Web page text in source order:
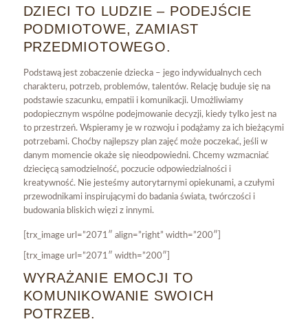
DZIECI TO LUDZIE – PODEJŚCIE
PODMIOTOWE, ZAMIAST
PRZEDMIOTOWEGO.
Podstawą jest zobaczenie dziecka – jego indywidualnych cech
charakteru, potrzeb, problemów, talentów. Relację buduje się na
podstawie szacunku, empatii i komunikacji. Umożliwiamy
podopiecznym wspólne podejmowanie decyzji, kiedy tylko jest na
to przestrzeń. Wspieramy je w rozwoju i podążamy za ich bieżącymi
potrzebami. Choćby najlepszy plan zajęć może poczekać, jeśli w
danym momencie okaże się nieodpowiedni. Chcemy wzmacniać
dziecięcą samodzielność, poczucie odpowiedzialności i
kreatywność. Nie jesteśmy autorytarnymi opiekunami, a czułymi
przewodnikami inspirującymi do badania świata, twórczości i
budowania bliskich więzi z innymi.
[trx_image url=”2071″ align=”right” width=”200″]
[trx_image url=”2071″ width=”200″]
WYRAŻANIE EMOCJI TO
KOMUNIKOWANIE SWOICH
POTRZEB.